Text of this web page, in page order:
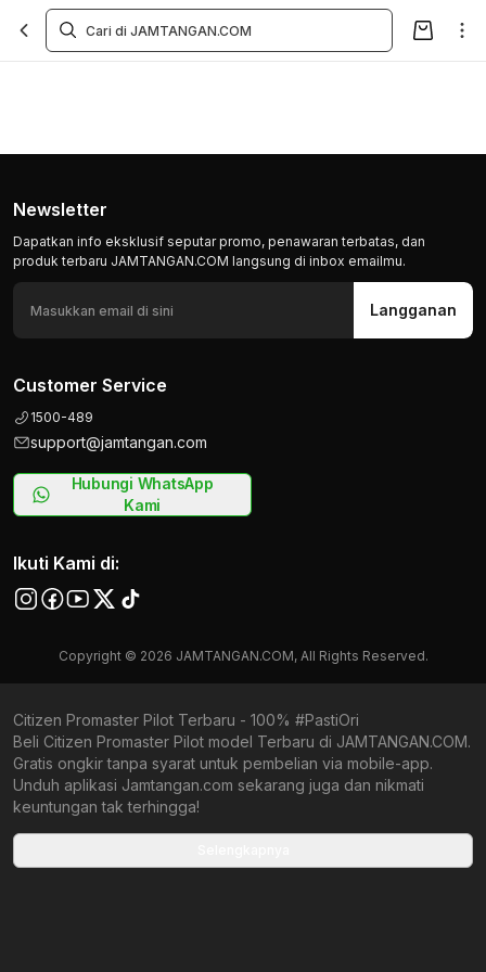
Newsletter
Dapatkan info eksklusif seputar promo, penawaran terbatas, dan
produk terbaru JAMTANGAN.COM langsung di inbox emailmu.
Langganan
Customer Service
1500-489
support@jamtangan.com
Hubungi WhatsApp
Kami
Ikuti Kami di:
Copyright © 2026 JAMTANGAN.COM, All Rights Reserved.
Citizen Promaster Pilot Terbaru - 100% #PastiOri
Beli Citizen Promaster Pilot model Terbaru di JAMTANGAN.COM.
Gratis ongkir tanpa syarat untuk pembelian via mobile-app.
Unduh aplikasi Jamtangan.com sekarang juga dan nikmati
keuntungan tak terhingga!
Citizen Chronograph